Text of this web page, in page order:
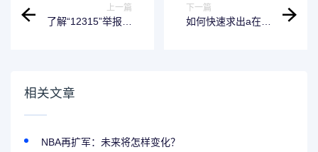
上一篇
了解“12315”举报中
下一篇
如何快速求出a在b
相关文章
NBA再扩军：未来将怎样变化？